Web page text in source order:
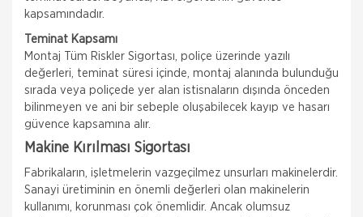
kapsamındadır.
Teminat Kapsamı
Montaj Tüm Riskler Sigortası, poliçe üzerinde yazılı
değerleri, teminat süresi içinde, montaj alanında bulunduğu
sırada veya poliçede yer alan istisnaların dışında önceden
bilinmeyen ve ani bir sebeple oluşabilecek kayıp ve hasarı
güvence kapsamına alır.
Makine Kırılması Sigortası
Fabrikaların, işletmelerin vazgeçilmez unsurları makinelerdir.
Sanayi üretiminin en önemli değerleri olan makinelerin
kullanımı, korunması çok önemlidir. Ancak olumsuz